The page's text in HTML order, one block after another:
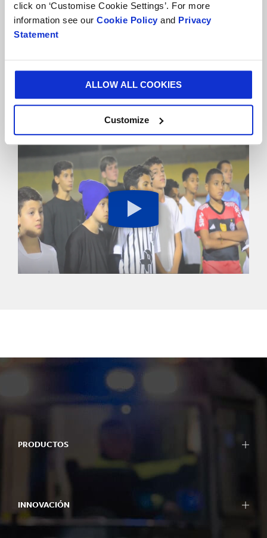
click on ‘Customise Cookie Settings’. For more
information see our Cookie Policy and Privacy
Statement
ALLOW ALL COOKIES
Customize
Escucha a los
jóvenes
participantes
Botón
reproducción
PRODUCTOS
INNOVACIÓN